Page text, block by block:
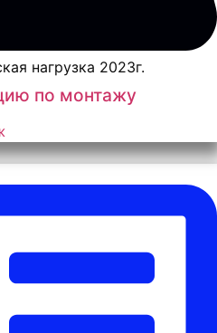
нагрузка 2023г.
по монтажу